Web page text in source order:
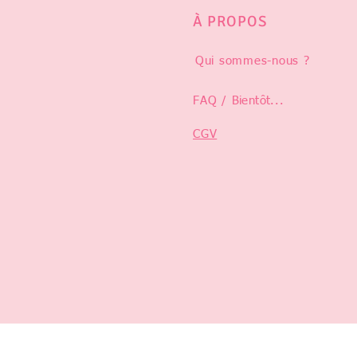
À PROPOS
Qui sommes-nous ?
FAQ / Bientôt...
CGV